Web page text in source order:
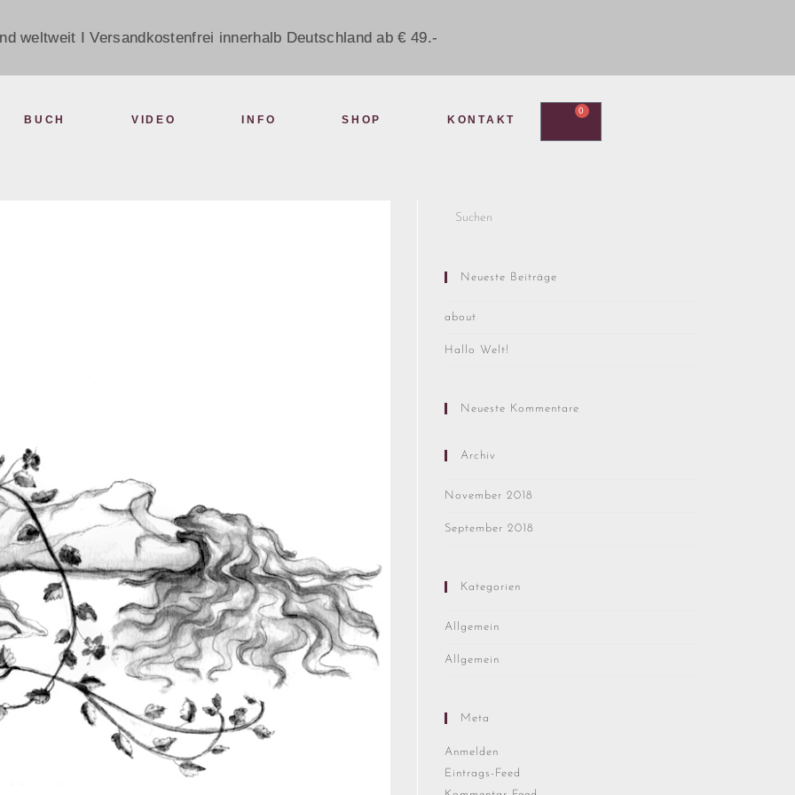
weltweit I Versandkostenfrei innerhalb Deutschland ab € 49.-
BUCH VIDEO INFO SHOP KONTAKT
0
Neueste Beiträge
about
Hallo Welt!
Neueste Kommentare
Archiv
November 2018
September 2018
Kategorien
Allgemein
Allgemein
Meta
Anmelden
Eintrags-Feed